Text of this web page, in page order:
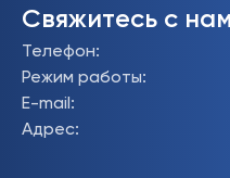
Свяжитесь с
Телефон:
Режим работы:
E-mail :
Адрес: